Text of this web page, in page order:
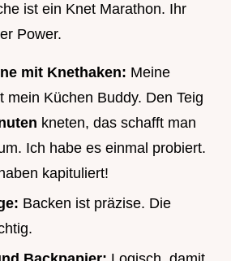
ist ein Knet Marathon. Ihr
Power.
mit Knethaken: Meine
mein Küchen Buddy. Den Teig
kneten, das schafft man
Ich habe es einmal probiert.
kapituliert!
Backen ist präzise. Die